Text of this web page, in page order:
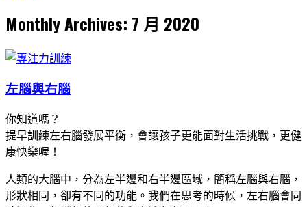
Monthly Archives: 7 月 2020
左腦與右腦
你知道嗎？
提早訓練左右腦發展平衡，會讓孩子更能面對生活挑戰，更健
康快樂喔！
人類的大腦中，分為左半邊和右半邊區域，簡稱左腦與右腦，
形狀相同，卻有不同的功能。我們在思考的時候，左右腦會同